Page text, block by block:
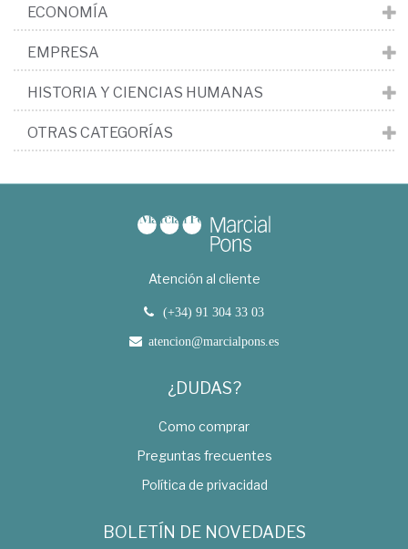
ECONOMÍA
EMPRESA
HISTORIA Y CIENCIAS HUMANAS
OTRAS CATEGORÍAS
Atención al cliente
(+34) 91 304 33 03
atencion@marcialpons.es
¿DUDAS?
Como comprar
Preguntas frecuentes
Política de privacidad
BOLETÍN DE NOVEDADES